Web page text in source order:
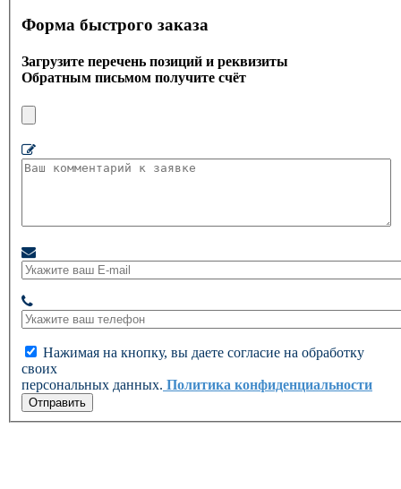
Форма быстрого заказа
Загрузите перечень позиций и реквизиты
Обратным письмом получите счёт
Нажимая на кнопку, вы даете согласие на обработку
своих
персональных данных. Политика конфиденциальности
Отправить